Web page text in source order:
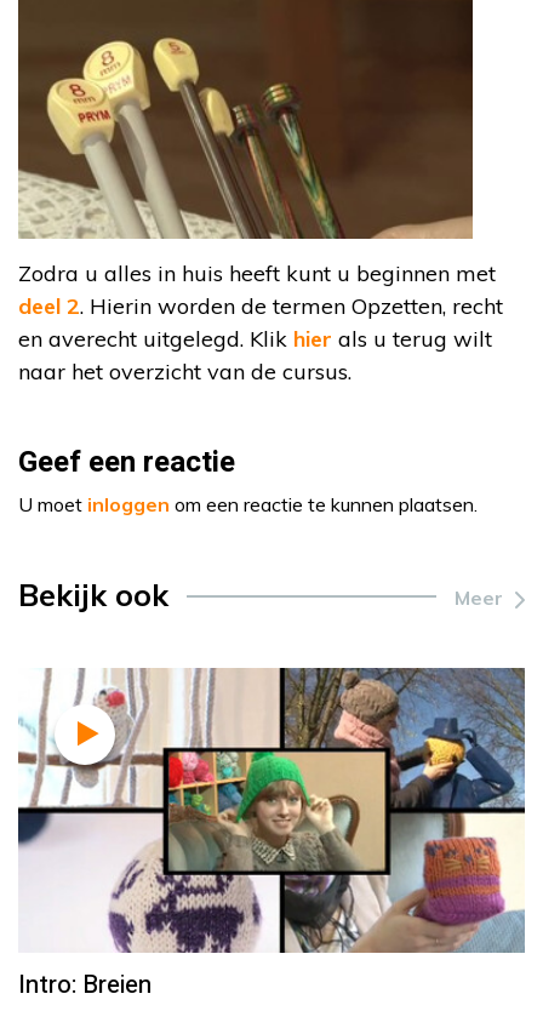
Zodra u alles in huis heeft kunt u beginnen met
deel 2. Hierin worden de termen Opzetten, recht
en averecht uitgelegd. Klik hier als u terug wilt
naar het overzicht van de cursus.
Geef een reactie
U moet inloggen om een reactie te kunnen plaatsen.
Bekijk ook Meer
Intro: Breien